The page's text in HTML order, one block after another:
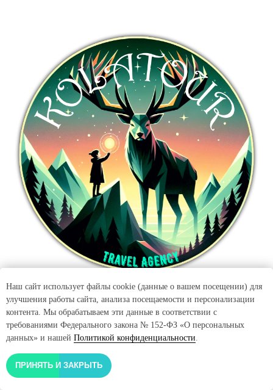
Наш сайт использует файлы cookie (данные о вашем посещении) для
улучшения работы сайта, анализа посещаемости и персонализации
контента. Мы обрабатываем эти данные в соответствии с
требованиями Федерального закона № 152-ФЗ «О персональных
данных» и нашей Политикой конфиденциальности.
ПРИНЯТЬ И ЗАКРЫТЬ
Туристический оператор
Активный отдых на Кольском полуострове и в
Мурманской области